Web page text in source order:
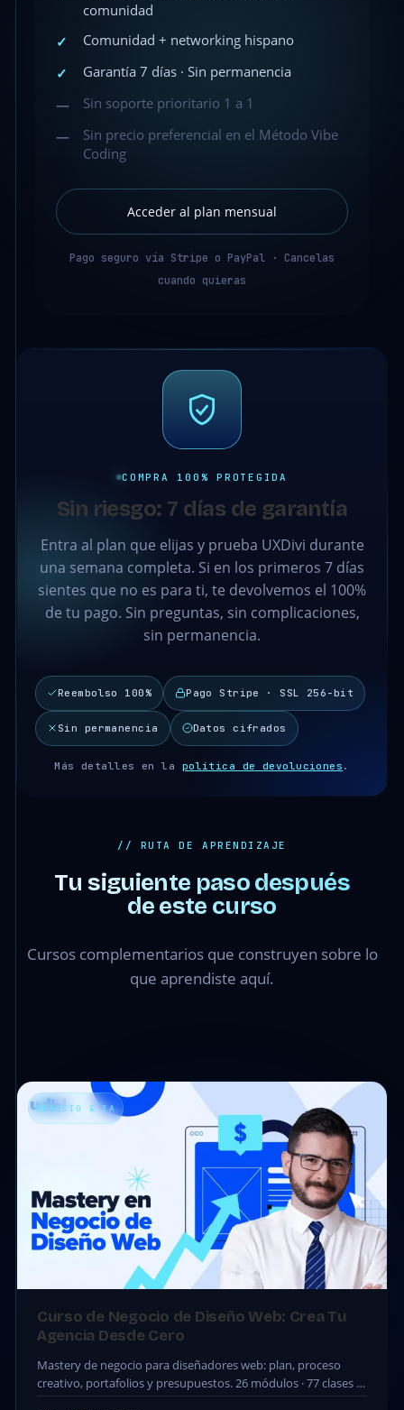
comunidad
✓
Comunidad + networking hispano
✓
Garantía 7 días · Sin permanencia
—
Sin soporte prioritario 1 a 1
—
Sin precio preferencial en el Método Vibe
Coding
Acceder al plan mensual
Pago seguro vía Stripe o PayPal · Cancelas
cuando quieras
COMPRA 100% PROTEGIDA
Sin riesgo: 7 días de garantía
Entra al plan que elijas y prueba UXDivi durante
una semana completa. Si en los primeros 7 días
sientes que no es para ti, te devolvemos el 100%
de tu pago. Sin preguntas, sin complicaciones,
sin permanencia.
Reembolso 100% Pago Stripe · SSL 256-bit
Sin permanencia Datos cifrados
Más detalles en la política de devoluciones .
// RUTA DE APRENDIZAJE
Tu siguiente paso después
de este curso
Cursos complementarios que construyen sobre lo
que aprendiste aquí.
NEGOCIO & IA
Curso de Negocio de Diseño Web: Crea Tu
Agencia Desde Cero
Mastery de negocio para diseñadores web: plan, proceso
creativo, portafolios y presupuestos. 26 módulos · 77 clases ·
13.4h. Acceso completo incluido en tu…